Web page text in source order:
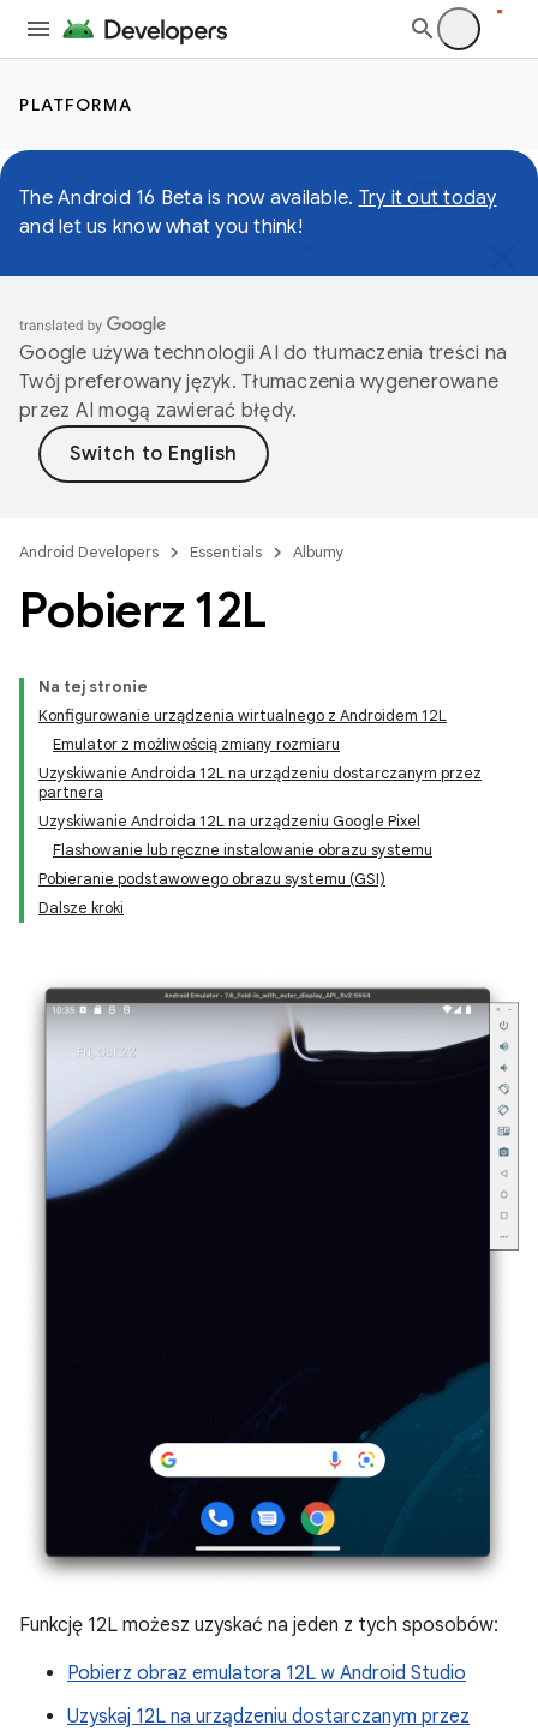
PLATFORMA
The Android 16 Beta is now available. Try it out today
and let us know what you think!
Google używa technologii AI do tłumaczenia treści na
Twój preferowany język. Tłumaczenia wygenerowane
przez AI mogą zawierać błędy.
Android Developers Essentials Albumy
Pobierz 12L
Na tej stronie
Konfigurowanie urządzenia wirtualnego z Androidem 12L
Emulator z możliwością zmiany rozmiaru
Uzyskiwanie Androida 12L na urządzeniu dostarczanym przez
partnera
Uzyskiwanie Androida 12L na urządzeniu Google Pixel
Flashowanie lub ręczne instalowanie obrazu systemu
Pobieranie podstawowego obrazu systemu (GSI)
Dalsze kroki
Funkcję 12L możesz uzyskać na jeden z tych sposobów:
Pobierz obraz emulatora 12L w Android Studio
Uzyskaj 12L na urządzeniu dostarczanym przez